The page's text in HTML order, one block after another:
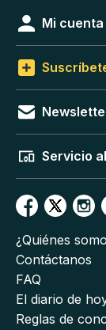
Mi cuenta
Servicio
¿Quiénes
Contáctanos
FAQ
El diario de
Reglas de